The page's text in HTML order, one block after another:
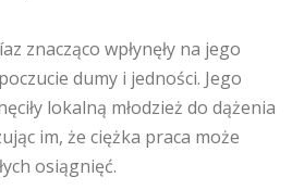
znacząco wpłynęły na jego
dumy i jedności. Jego
lokalną młodzież do dążenia
im, że ciężka praca może
osiągnięć.